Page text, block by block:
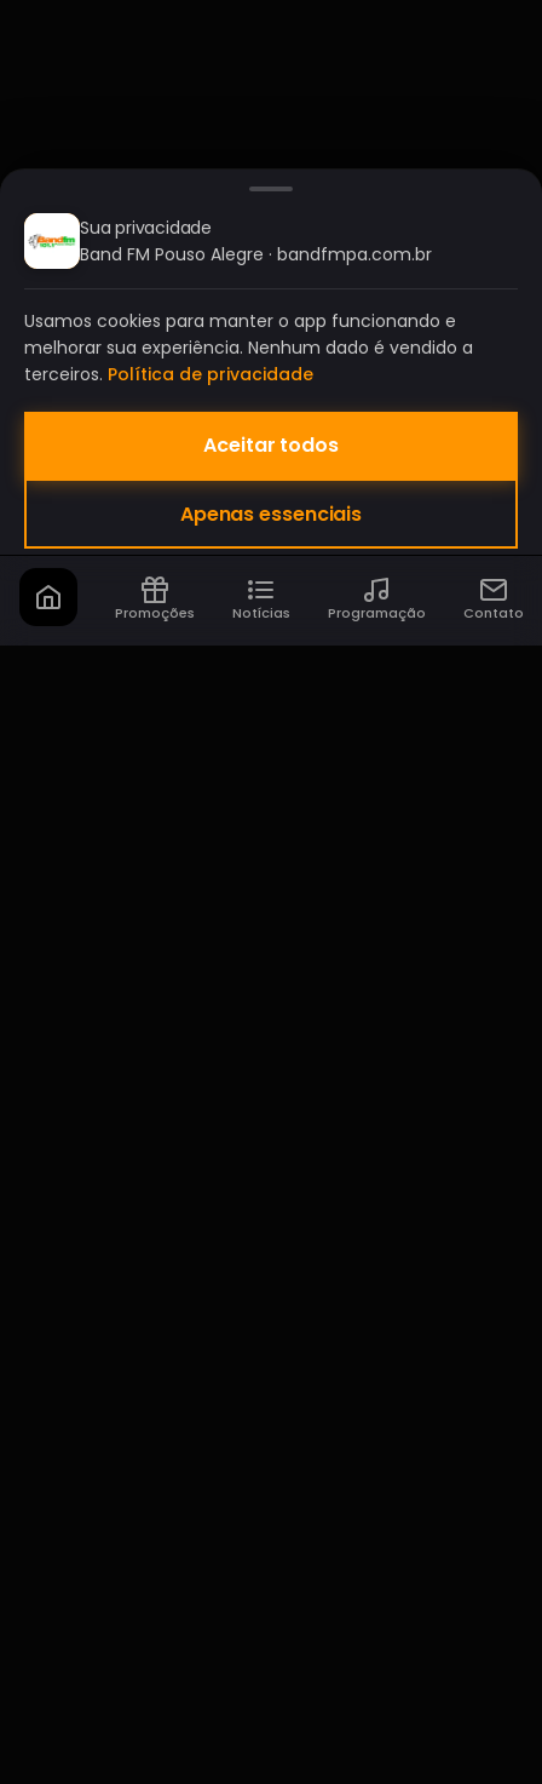
BAND FM POUSO ALEGRE
A SUA RÁDIO DO SEU JEITO!
Sua privacidade
Band FM Pouso Alegre · bandfmpa.com.br
Usamos cookies para manter o app funcionando e
melhorar sua experiência. Nenhum dado é vendido a
terceiros. Política de privacidade
Aceitar todos
Apenas essenciais
Promoções Notícias Programação Contato